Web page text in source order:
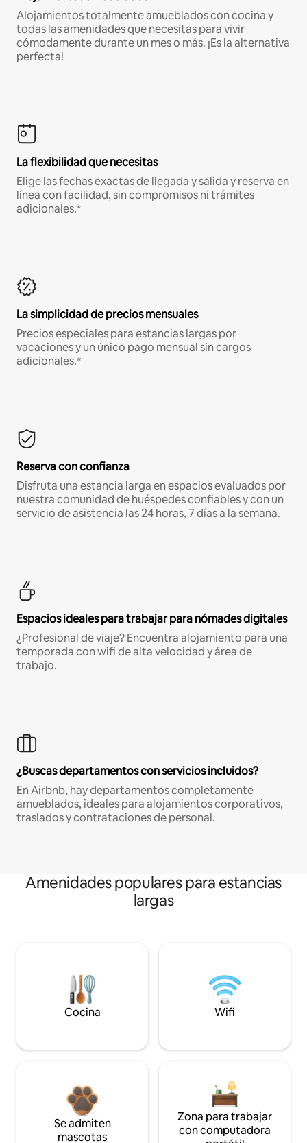
Alojamientos totalmente amueblados con cocina y
todas las amenidades que necesitas para vivir
cómodamente durante un mes o más. ¡Es la alternativa
perfecta!
La flexibilidad que necesitas
Elige las fechas exactas de llegada y salida y reserva en
línea con facilidad, sin compromisos ni trámites
adicionales.*
La simplicidad de precios mensuales
Precios especiales para estancias largas por
vacaciones y un único pago mensual sin cargos
adicionales.*
Reserva con confianza
Disfruta una estancia larga en espacios evaluados por
nuestra comunidad de huéspedes confiables y con un
servicio de asistencia las 24 horas, 7 días a la semana.
Espacios ideales para trabajar para nómades digitales
¿Profesional de viaje? Encuentra alojamiento para una
temporada con wifi de alta velocidad y área de
trabajo.
¿Buscas departamentos con servicios incluidos?
En Airbnb, hay departamentos completamente
amueblados, ideales para alojamientos corporativos,
traslados y contrataciones de personal.
Amenidades populares para estancias
largas
Cocina Wifi
Se admiten
mascotas
Zona para trabajar
con computadora